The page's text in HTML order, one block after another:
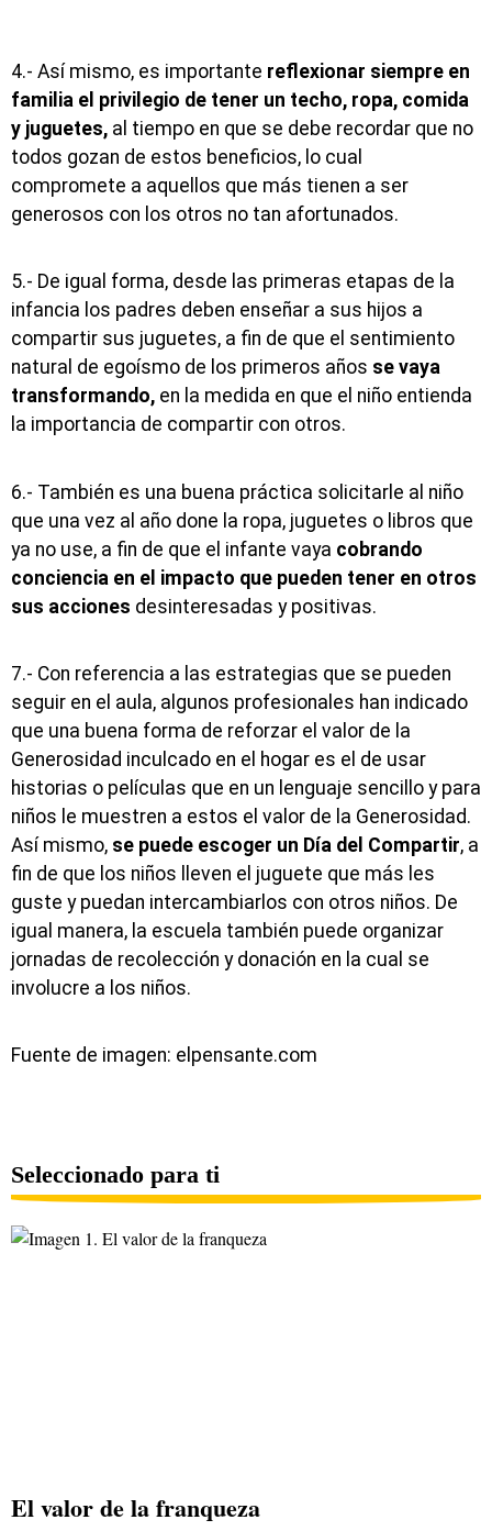
4.- Así mismo, es importante reflexionar siempre en
familia el privilegio de tener un techo, ropa, comida
y juguetes, al tiempo en que se debe recordar que no
todos gozan de estos beneficios, lo cual
compromete a aquellos que más tienen a ser
generosos con los otros no tan afortunados.
5.- De igual forma, desde las primeras etapas de la
infancia los padres deben enseñar a sus hijos a
compartir sus juguetes, a fin de que el sentimiento
natural de egoísmo de los primeros años se vaya
transformando, en la medida en que el niño entienda
la importancia de compartir con otros.
6.- También es una buena práctica solicitarle al niño
que una vez al año done la ropa, juguetes o libros que
ya no use, a fin de que el infante vaya cobrando
conciencia en el impacto que pueden tener en otros
sus acciones desinteresadas y positivas.
7.- Con referencia a las estrategias que se pueden
seguir en el aula, algunos profesionales han indicado
que una buena forma de reforzar el valor de la
Generosidad inculcado en el hogar es el de usar
historias o películas que en un lenguaje sencillo y para
niños le muestren a estos el valor de la Generosidad.
Así mismo, se puede escoger un Día del Compartir, a
fin de que los niños lleven el juguete que más les
guste y puedan intercambiarlos con otros niños. De
igual manera, la escuela también puede organizar
jornadas de recolección y donación en la cual se
involucre a los niños.
Fuente de imagen: elpensante.com
Seleccionado para ti
El valor de la franqueza